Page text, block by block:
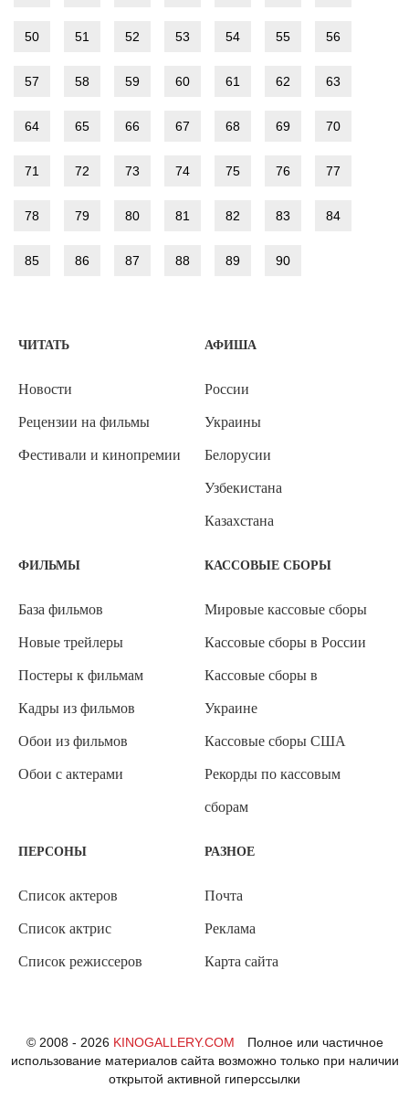
50 51 52 53 54 55 56
57 58 59 60 61 62 63
64 65 66 67 68 69 70
71 72 73 74 75 76 77
78 79 80 81 82 83 84
85 86 87 88 89 90
ЧИТАТЬ
Новости
Рецензии на фильмы
Фестивали и кинопремии
АФИША
России
Украины
Белорусии
Узбекистана
Казахстана
ФИЛЬМЫ
База фильмов
Новые трейлеры
Постеры к фильмам
Кадры из фильмов
Обои из фильмов
Обои с актерами
КАССОВЫЕ СБОРЫ
Мировые кассовые сборы
Кассовые сборы в России
Кассовые сборы в
Украине
Кассовые сборы США
Рекорды по кассовым
сборам
ПЕРСОНЫ
Список актеров
Список актрис
Список режиссеров
РАЗНОЕ
Почта
Реклама
Карта сайта
© 2008 - 2026 KINOGALLERY.COM
Полное или частичное
использование материалов сайта возможно только при наличии
открытой активной гиперссылки